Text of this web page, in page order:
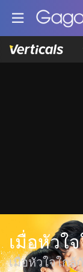
เมื่อหัวใ
เมื่อหัวใจใกล้